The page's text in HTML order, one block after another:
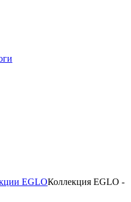
EGLOКоллекция EGLO -